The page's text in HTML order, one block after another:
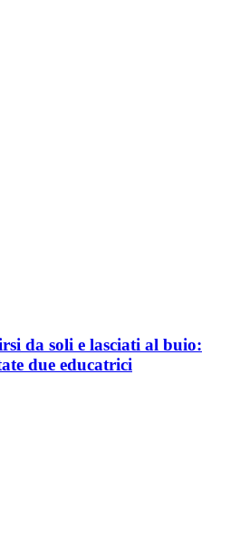
da soli e lasciati al buio:
due educatrici